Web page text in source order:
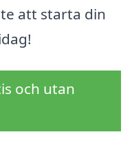
att starta din
och utan